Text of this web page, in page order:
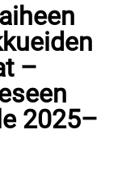
–
2025–